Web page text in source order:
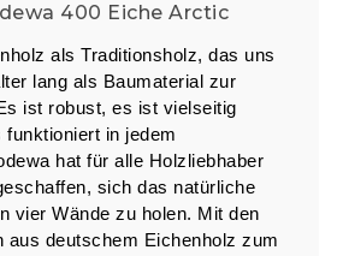
400 Eiche Arctic
als Traditionsholz, das uns
lang als Baumaterial zur
ist robust, es ist vielseitig
in jedem
hat für alle Holzliebhaber
sich das natürliche
vier Wände zu holen. Mit den
aus deutschem Eichenholz zum